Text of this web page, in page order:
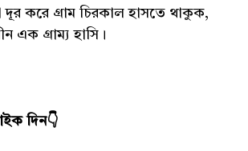
করে গ্ৰাম চিরকাল হাসতে থাকুক,
এক গ্ৰাম্য হাসি।
দিন👇